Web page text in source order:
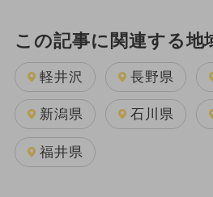
この記事に関連する地
軽井沢 長野県
新潟県 石川県
福井県